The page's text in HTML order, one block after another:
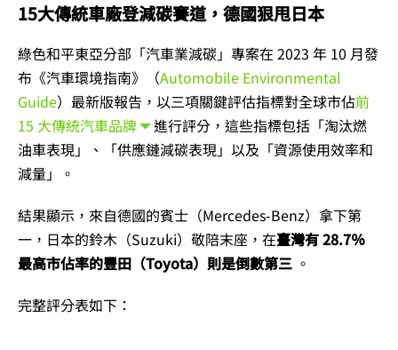
15大傳統車廠登減碳賽道，德國狠甩日本
綠色和平東亞分部「汽車業減碳」專案在 2023 年 10 月發
布《汽車環境指南》（Automobile Environmental
Guide）最新版報告，以三項關鍵評估指標對全球市佔前
15 大傳統汽車品牌
進行評分，這些指標包括「淘汰燃
油車表現」、「供應鏈減碳表現」以及「資源使用效率和
減量」。
結果顯示，來自德國的賓士（Mercedes-Benz）拿下第
一，日本的鈴木（Suzuki）敬陪末座，在臺灣有 28.7％
最高市佔率的豐田（Toyota）則是倒數第三 。
完整評分表如下：